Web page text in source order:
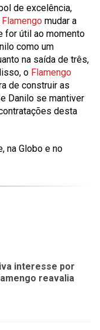
de excelência,
Flamengo mudar a
for útil ao momento
como um
na saída de três,
o Flamengo
de construir as
Danilo se mantiver
desta
na Globo e no
interesse por
reavalia